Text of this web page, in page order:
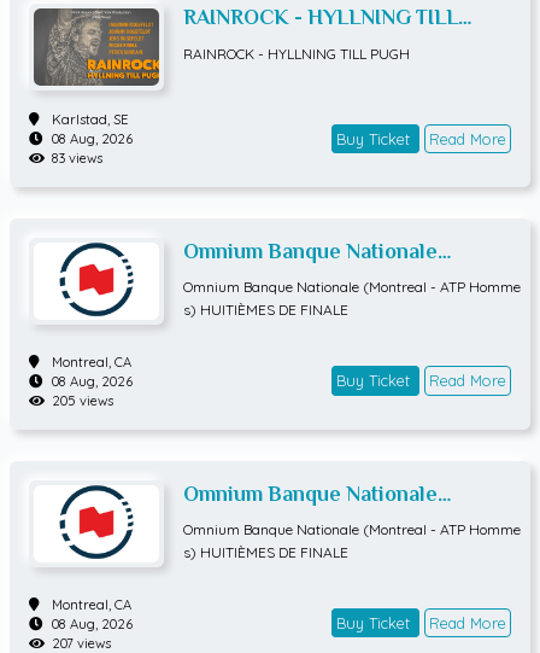
RAINROCK - HYLLNING TILL
PUGH
RAINROCK - HYLLNING TILL PUGH
Karlstad, SE
08 Aug, 2026
83 views
Buy Ticket Read More
Omnium Banque Nationale
(Montreal - ATP Hommes)
HUITIÈMES DE FINALE
Omnium Banque Nationale (Montreal - ATP Homme
s) HUITIÈMES DE FINALE
Montreal, CA
08 Aug, 2026
205 views
Buy Ticket Read More
Omnium Banque Nationale
(Montreal - ATP Hommes)
HUITIÈMES DE FINALE
Omnium Banque Nationale (Montreal - ATP Homme
s) HUITIÈMES DE FINALE
Montreal, CA
08 Aug, 2026
207 views
Buy Ticket Read More